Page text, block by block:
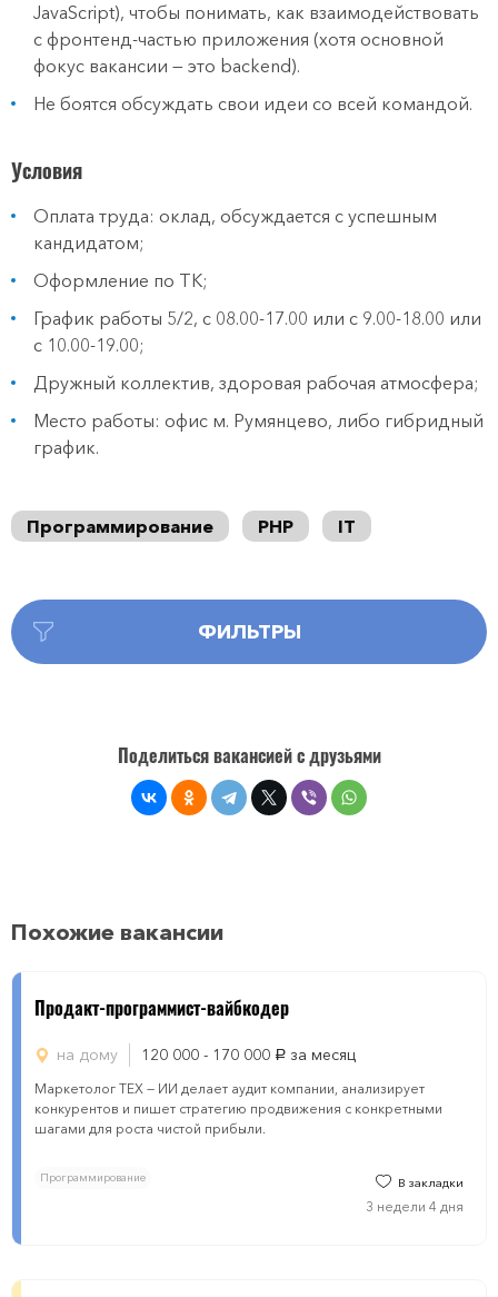
JavaScript), чтобы понимать, как взаимодействовать
с фронтенд-частью приложения (хотя основной
фокус вакансии — это backend).
Не боятся обсуждать свои идеи со всей командой.
Условия
Оплата труда: оклад, обсуждается с успешным
кандидатом;
Оформление по ТК;
График работы 5/2, с 08.00-17.00 или с 9.00-18.00 или
с 10.00-19.00;
Дружный коллектив, здоровая рабочая атмосфера;
Место работы: офис м. Румянцево, либо гибридный
график.
Программирование PHP IT
ФИЛЬТРЫ
Поделиться вакансией с друзьями
Похожие вакансии
Продакт-программист-вайбкодер
на дому 120 000 - 170 000 руб. за месяц
Маркетолог ТЕХ — ИИ делает аудит компании, анализирует
конкурентов и пишет стратегию продвижения с конкретными
шагами для роста чистой прибыли.
Программирование В закладки
3 недели 4 дня